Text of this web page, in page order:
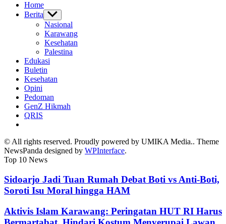
Home
Berita Show
sub
menu
Nasional
Karawang
Kesehatan
Palestina
Edukasi
Buletin
Kesehatan
Opini
Pedoman
GenZ Hikmah
QRIS
© All rights reserved. Proudly powered by UMIKA Media.. Theme
NewsPanda designed by WPInterface.
Top 10 News
Sidoarjo Jadi Tuan Rumah Debat Boti vs Anti-Boti,
Soroti Isu Moral hingga HAM
Aktivis Islam Karawang: Peringatan HUT RI Harus